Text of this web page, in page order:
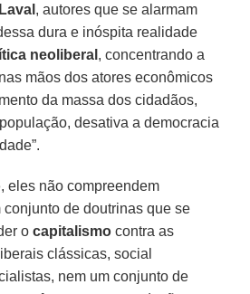
Laval , autores que se alarmam
dura e inóspita realidade
neoliberal , concentrando a
mãos dos atores econômicos
da massa dos cidadãos,
desativa a democracia
, eles não compreendem
conjunto de doutrinas que se
ocapitalismo contra as
clássicas, social
nem um conjunto de